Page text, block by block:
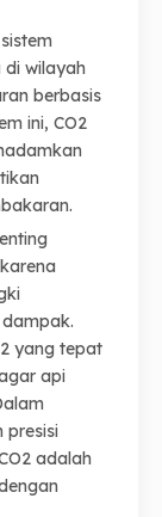
wilayah
berbasis
ini, CO2
yang tepat
api
presisi
adalah